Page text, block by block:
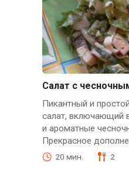
Салат с
Пикантный и
салат, включающий
и ароматные
Прекрасное
20 мин. 2